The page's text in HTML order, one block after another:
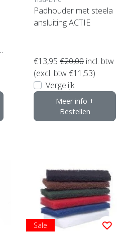
Padhouder met steela
ansluiting ACTIE
€13,95 €20,00 incl. btw
(excl. btw €11,53)
Vergelijk
Meer info +
Bestellen
Sale